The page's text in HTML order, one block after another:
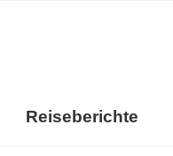
Reiseberichte